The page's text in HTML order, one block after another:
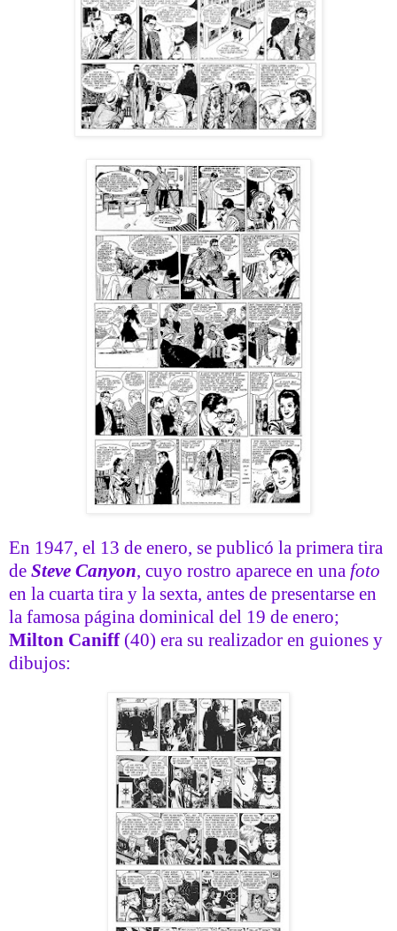
En 1947, el 13 de enero, se publicó la primera tira
de Steve Canyon, cuyo rostro aparece en una foto
en la cuarta tira y la sexta, antes de presentarse en
la famosa página dominical del 19 de enero;
Milton Caniff(40) era su realizador en guiones y
dibujos: